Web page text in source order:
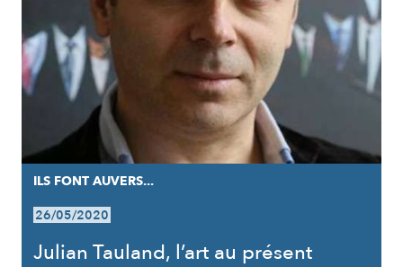
ILS FONT AUVERS...
26/05/2020
Julian Tauland, l’art au présent